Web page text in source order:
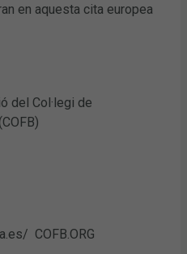
en aquesta cita europea
del Col·legi de
COFB.ORG